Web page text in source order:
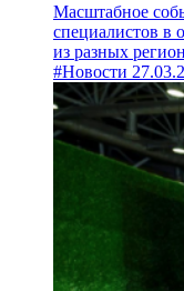
Масштабное
специалистов в
из разных
#Новости